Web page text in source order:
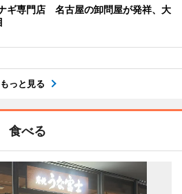
ギ専門店 名古屋の卸問屋が発祥、大
もっと見る
食べる